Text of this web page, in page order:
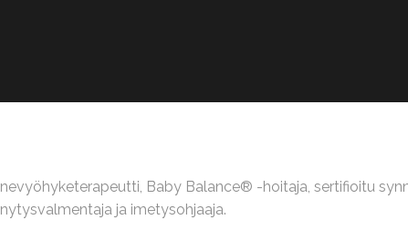
Baby Balance® -hoitaja, sertifioitu
ja imetysohjaaja.